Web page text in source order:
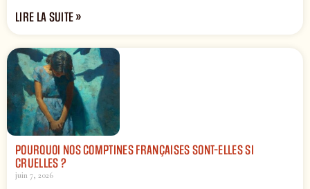
LIRE LA SUITE »
POURQUOI NOS COMPTINES FRANÇAISES SONT-ELLES SI
CRUELLES ?
juin 7, 2026